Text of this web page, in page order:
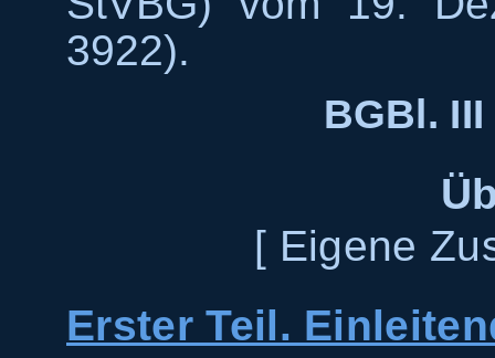
3922).
BGBl. III
[ Eigene
Erster Teil.